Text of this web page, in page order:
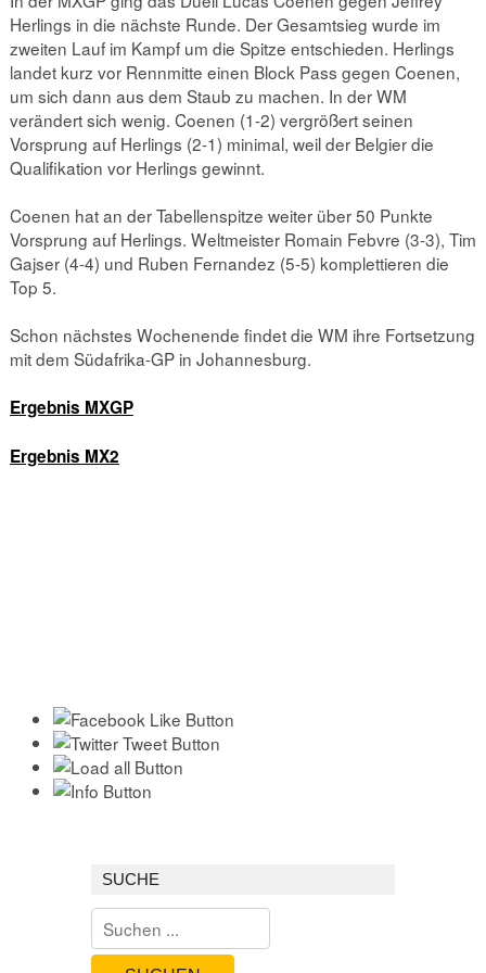
Herlings in die nächste Runde. Der Gesamtsieg wurde im
zweiten Lauf im Kampf um die Spitze entschieden. Herlings
landet kurz vor Rennmitte einen Block Pass gegen Coenen,
um sich dann aus dem Staub zu machen. In der WM
verändert sich wenig. Coenen (1-2) vergrößert seinen
Vorsprung auf Herlings (2-1) minimal, weil der Belgier die
Qualifikation vor Herlings gewinnt.
Coenen hat an der Tabellenspitze weiter über 50 Punkte
Vorsprung auf Herlings. Weltmeister Romain Febvre (3-3), Tim
Gajser (4-4) und Ruben Fernandez (5-5) komplettieren die
Top 5.
Schon nächstes Wochenende findet die WM ihre Fortsetzung
mit dem Südafrika-GP in Johannesburg.
Ergebnis MXGP
Ergebnis MX2
SUCHE